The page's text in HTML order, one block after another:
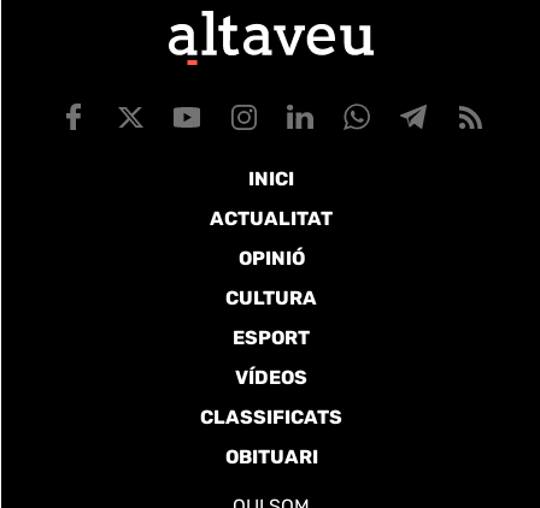
INICI
ACTUALITAT
OPINIÓ
CULTURA
ESPORT
VÍDEOS
CLASSIFICATS
OBITUARI